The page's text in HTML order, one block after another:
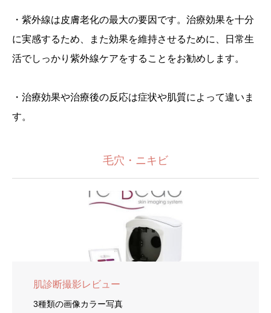
・紫外線は皮膚老化の最大の要因です。治療効果を十分
に実感するため、また効果を維持させるために、日常生
活でしっかり紫外線ケアをすることをお勧めします。
・治療効果や治療後の反応は症状や肌質によって違いま
す。
毛穴・ニキビ
肌診断撮影レビュー
3種類の画像カラー写真